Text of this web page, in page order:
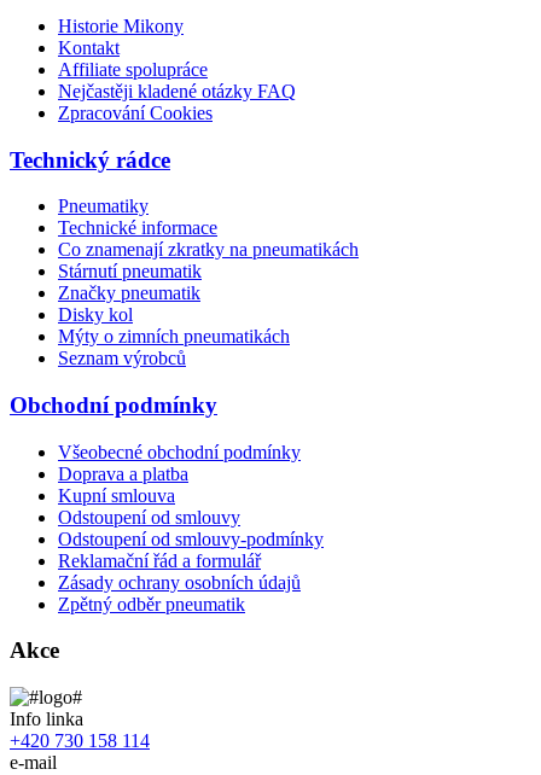
Historie Mikony
Kontakt
Affiliate spolupráce
Nejčastěji kladené otázky FAQ
Zpracování Cookies
Technický rádce
Pneumatiky
Technické informace
Co znamenají zkratky na pneumatikách
Stárnutí pneumatik
Značky pneumatik
Disky kol
Mýty o zimních pneumatikách
Seznam výrobců
Obchodní podmínky
Všeobecné obchodní podmínky
Doprava a platba
Kupní smlouva
Odstoupení od smlouvy
Odstoupení od smlouvy-podmínky
Reklamační řád a formulář
Zásady ochrany osobních údajů
Zpětný odběr pneumatik
Akce
Info linka
+420 730 158 114
e-mail